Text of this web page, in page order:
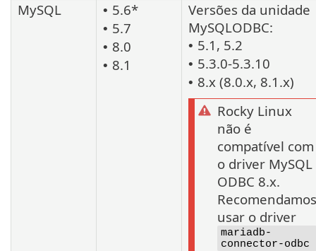
MySQL • 5.6*
• 5.7
• 8.0
• 8.1
Versões da unidade
MySQLODBC:
• 5.1, 5.2
• 5.3.0-5.3.10
• 8.x (8.0.x, 8.1.x)
Rocky Linux
não é
compatível com
o driver MySQL
ODBC 8.x.
Recomendamos
usar o driver
mariadb-
connector-odbc